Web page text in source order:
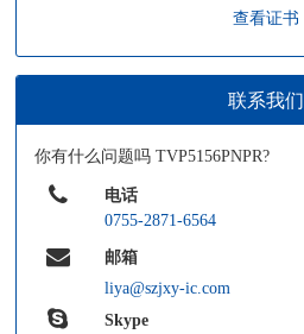
查看证书
联系我们
你有什么问题吗 TVP5156PNPR?
电话
0755-2871-6564
邮箱
liya@szjxy-ic.com
Skype